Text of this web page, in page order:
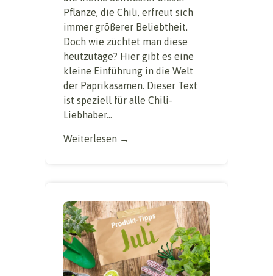
Pflanze, die Chili, erfreut sich
immer größerer Beliebtheit.
Doch wie züchtet man diese
heutzutage? Hier gibt es eine
kleine Einführung in die Welt
der Paprikasamen. Dieser Text
ist speziell für alle Chili-
Liebhaber...
Weiterlesen →